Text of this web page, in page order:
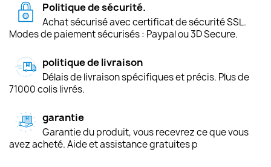
Politique de sécurité.
Achat sécurisé avec certificat de sécurité SSL.
Modes de paiement sécurisés : Paypal ou 3D Secure.
politique de livraison
Délais de livraison spécifiques et précis. Plus de
71000 colis livrés.
garantie
Garantie du produit, vous recevrez ce que vous
avez acheté. Aide et assistance gratuites p